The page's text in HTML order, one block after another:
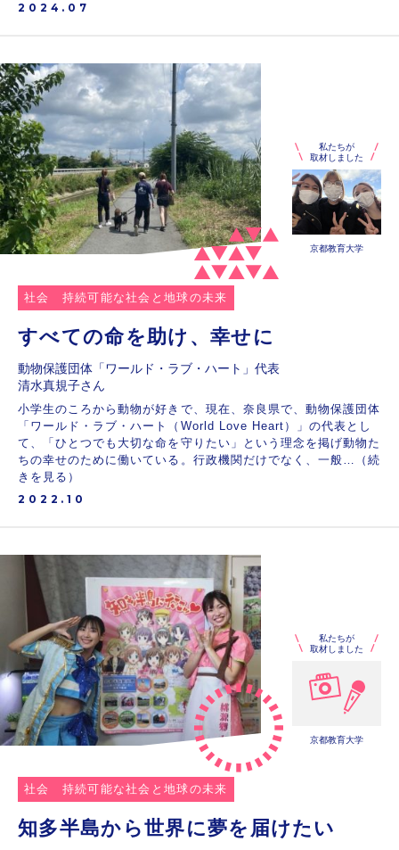
2024.07
社会 持続可能な社会と地球の未来
すべての命を助け、幸せに
動物保護団体「ワールド・ラブ・ハート」代表
清水真規子さん
小学生のころから動物が好きで、現在、奈良県で、動物保護団体
「ワールド・ラブ・ハート（World Love Heart）」の代表とし
て、「ひとつでも大切な命を守りたい」という理念を掲げ動物た
ちの幸せのために働いている。行政機関だけでなく、一般…（続
きを見る）
2022.10
私たちが
取材しました
京都教育大学
社会 持続可能な社会と地球の未来
知多半島から世界に夢を届けたい
私たちが
取材しました
京都教育大学